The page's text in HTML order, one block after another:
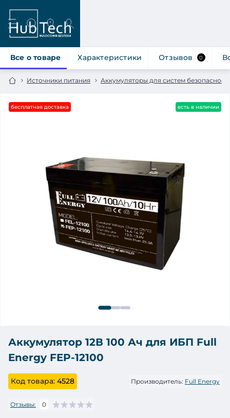
Источники питания Аккумуляторы для систем
Все о товаре Характеристики Отзывов 0
бесплатная доставка есть в наличии
Аккумулятор 12В 100 Ач для ИБП Full
Energy FEP-12100
Код товара: 4528 Производитель: Full Energy
Отзывы: 0